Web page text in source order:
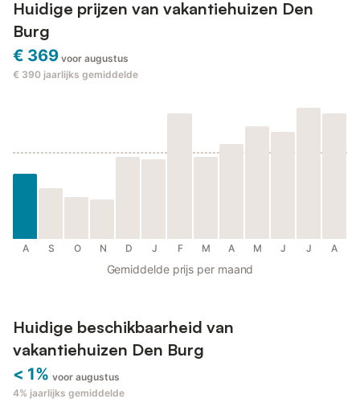
Huidige prijzen van vakantiehuizen Den
Burg
€ 369 voor augustus
€ 390 jaarlijks gemiddelde
A S O N D J F M A M J J A
Gemiddelde prijs per maand
Huidige beschikbaarheid van
vakantiehuizen Den Burg
< 1% voor augustus
4% jaarlijks gemiddelde